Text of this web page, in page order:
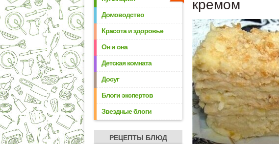
Домоводство
Красота и здоровье
Он и она
Детская комната
Досуг
Блоги экспертов
Звездные блоги
РЕЦЕПТЫ БЛЮД
кремом